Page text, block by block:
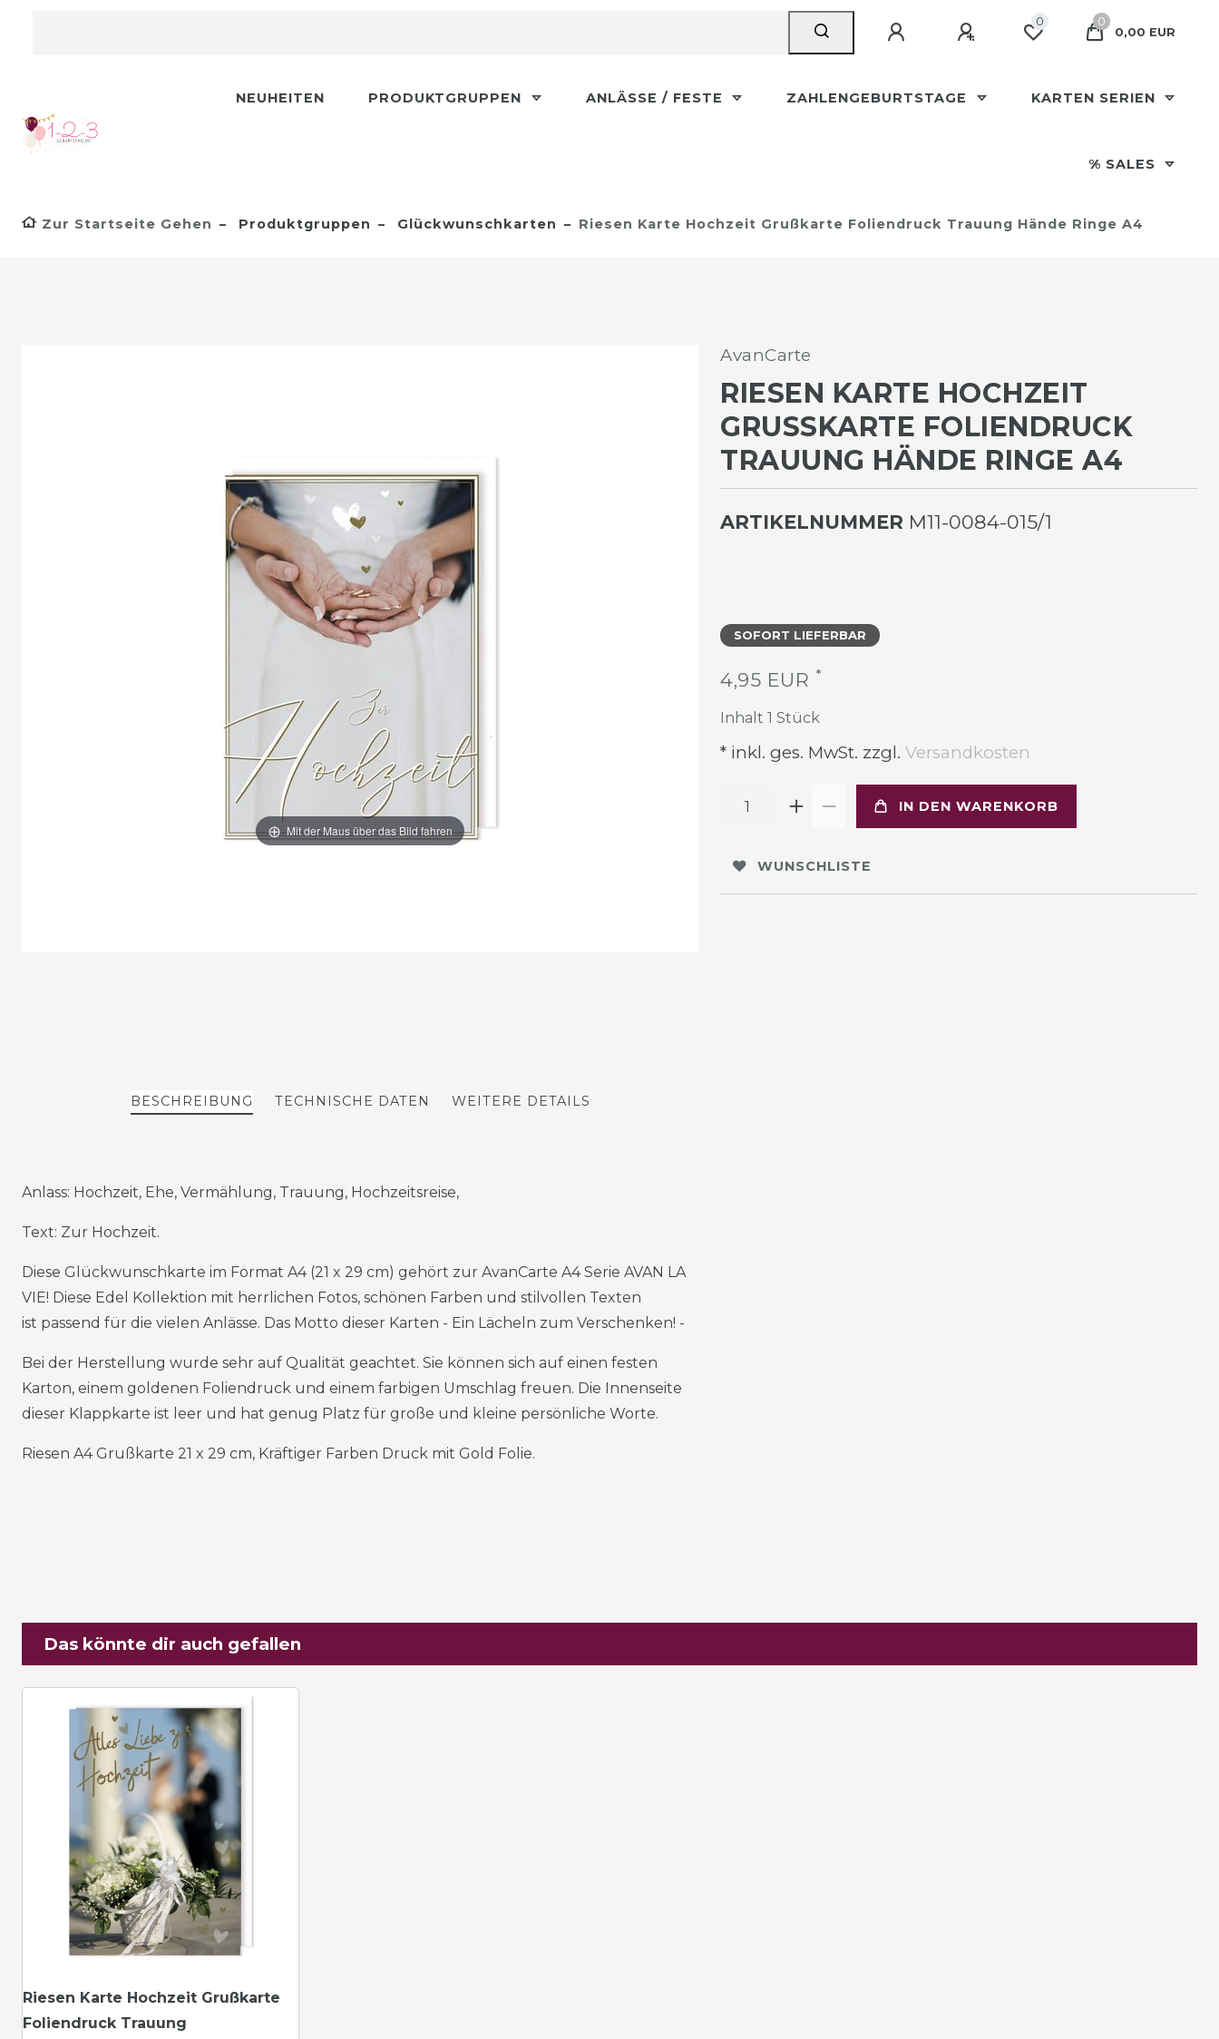
0
0
0,00 EUR
NEUHEITEN PRODUKTGRUPPEN ANLÄSSE / FESTE ZAHLENGEBURTSTAGE KARTEN SERIEN
% SALES
Zur Startseite Gehen Produktgruppen Glückwunschkarten Riesen Karte Hochzeit Grußkarte Foliendruck Trauung Hände Ringe A4
Mit der Maus über das Bild fahren
AvanCarte
RIESEN KARTE HOCHZEIT
GRUSSKARTE FOLIENDRUCK T
RAUUNG HÄNDE RINGE A4
ARTIKELNUMMER M11-0084-015/1
SOFORT LIEFERBAR
4,95 EUR *
Inhalt 1 Stück
* inkl. ges. MwSt. zzgl. Versandkosten
IN DEN WARENKORB
WUNSCHLISTE
BESCHREIBUNG TECHNISCHE DATEN WEITERE DETAILS
Anlass: Hochzeit, Ehe, Vermählung, Trauung, Hochzeitsreise,
Text: Zur Hochzeit.
Diese Glückwunschkarte im Format A4 (21 x 29 cm) gehört zur AvanCarte A4 Serie AVAN LA
VIE! Diese Edel Kollektion mit herrlichen Fotos, schönen Farben und stilvollen Texten
ist passend für die vielen Anlässe. Das Motto dieser Karten - Ein Lächeln zum Verschenken! -
Bei der Herstellung wurde sehr auf Qualität geachtet. Sie können sich auf einen festen
Karton, einem goldenen Foliendruck und einem farbigen Umschlag freuen. Die Innenseite
dieser Klappkarte ist leer und hat genug Platz für große und kleine persönliche Worte.
Riesen A4 Grußkarte 21 x 29 cm, Kräftiger Farben Druck mit Gold Folie.
Das könnte dir auch gefallen
Riesen Karte Hochzeit Grußkarte
Foliendruck Trauung